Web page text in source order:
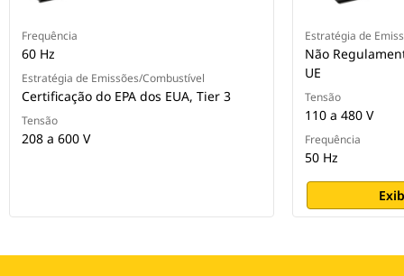
Frequência
60 Hz
Estratégia de Emissões/Combustível
Certificação do EPA dos EUA, Tier 3
Tensão
208 a 600 V
Estratégia de
Não
UE
Tensão
110 a 480 V
Frequência
50 Hz